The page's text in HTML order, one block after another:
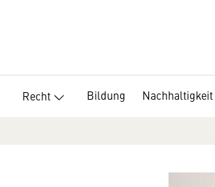
Recht Bildung Nachhaltigkeit